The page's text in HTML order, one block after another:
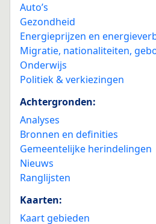
Auto’s
Gezondheid
Energieprijzen en
Migratie, nationaliteiten,
Onderwijs
Politiek & verkiezingen
Achtergronden:
Analyses
Bronnen en definities
Gemeentelijke herindelingen
Nieuws
Ranglijsten
Kaarten:
Kaart gebieden